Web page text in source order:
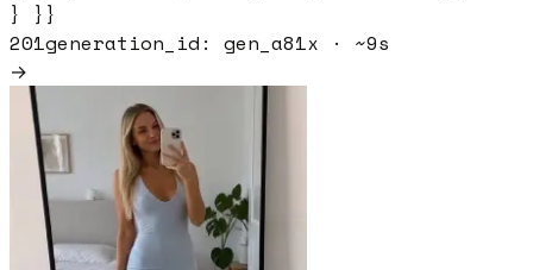
} } }
201generation_id: gen_a81x · ~9s
→